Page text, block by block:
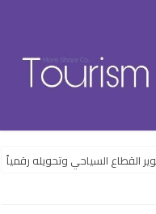
بالعلمين الجديدة ضمن خطتها